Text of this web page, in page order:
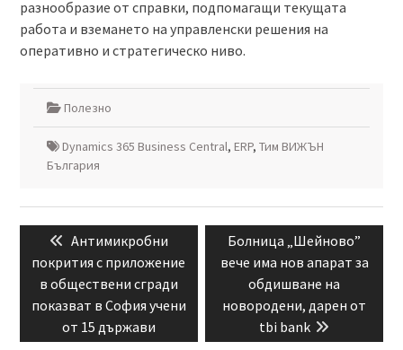
разнообразие от справки, подпомагащи текущата
работа и вземането на управленски решения на
оперативно и стратегическо ниво.
Полезно
Dynamics 365 Business Central, ERP, Тим ВИЖЪН
България
Навигация
Previous
post:
Антимикробни
покрития с приложение
в обществени сгради
показват в София учени
от 15 държави
Next
post:
Болница „Шейново”
вече има нов апарат за
обдишване на
новородени, дарен от
tbi bank